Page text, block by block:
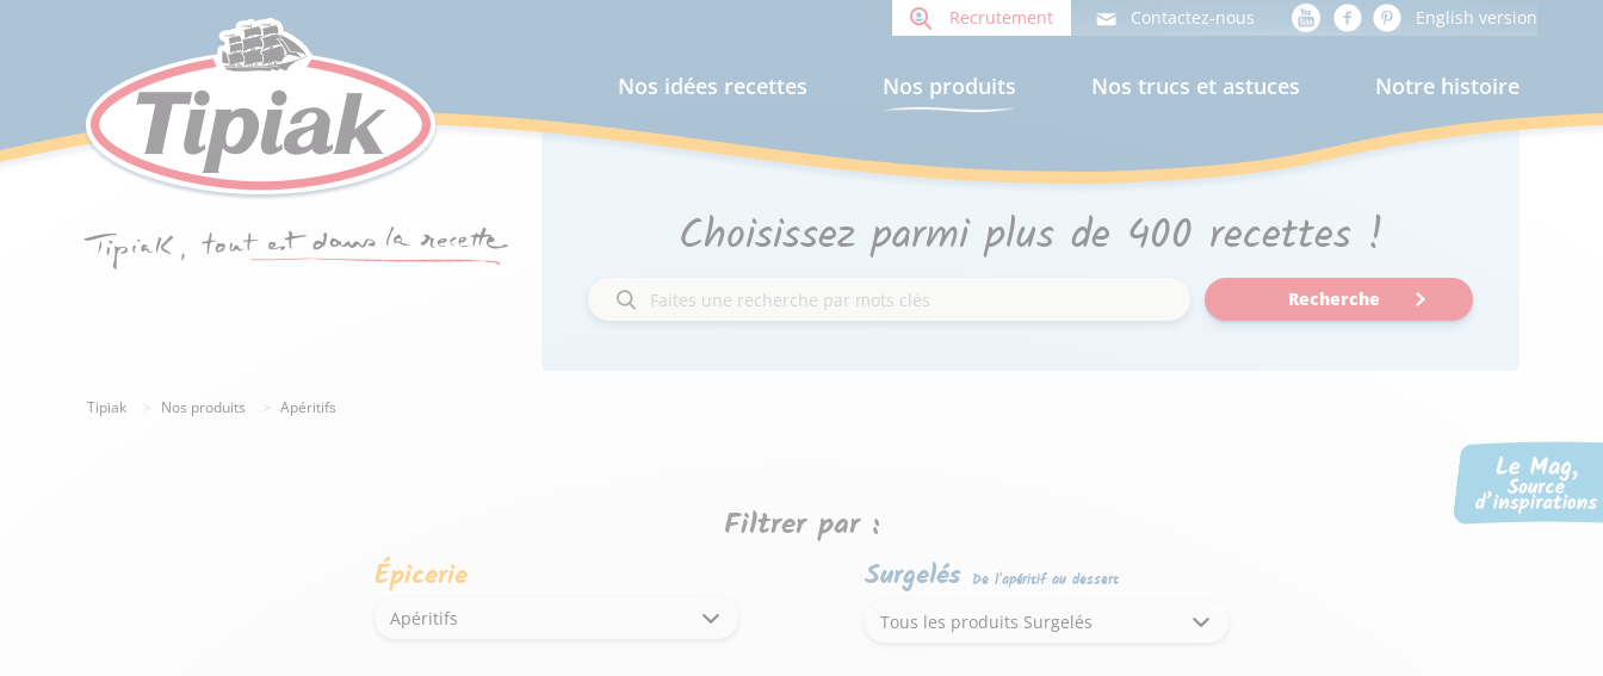
Choisissez parmi plus de 400 recettes !
Recherche
English version
Recrutement Contactez-nous
Nos idées recettes Nos produits Nos trucs et astuces Notre histoire
Tipiak Nos produits Apéritifs
Filtrer par :
Épicerie
Apéritifs
SurgelésDe l'apéritif au dessert
Tous les produits Surgelés